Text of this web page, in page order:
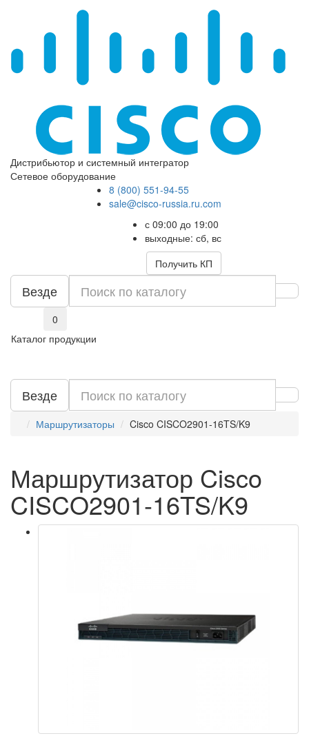
Дистрибьютор и системный интегратор
Сетевое оборудование
8 (800) 551-94-55
sale@cisco-russia.ru.com
с 09:00 до 19:00
выходные: сб, вс
Получить КП
Везде
0
Каталог продукции
Везде
Маршрутизаторы Cisco CISCO2901-16TS/K9
Маршрутизатор Cisco
CISCO2901-16TS/K9